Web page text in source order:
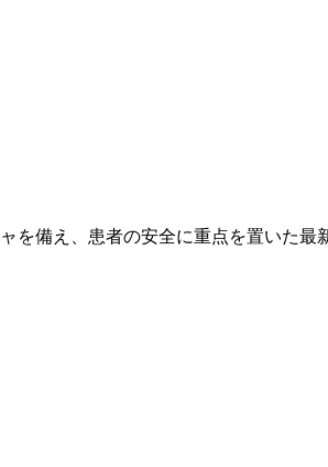
を備え、患者の安全に重点を置いた最